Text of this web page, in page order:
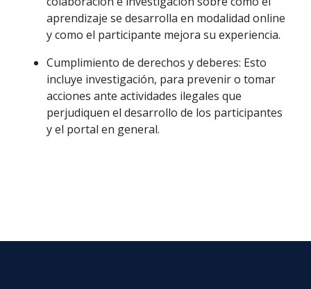
aprendizaje se desarrolla en modalidad online
y como el participante mejora su experiencia.
Cumplimiento de derechos y deberes: Esto
incluye investigación, para prevenir o tomar
acciones ante actividades ilegales que
perjudiquen el desarrollo de los participantes
y el portal en general.